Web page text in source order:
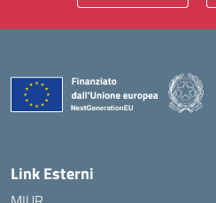
Link Esterni